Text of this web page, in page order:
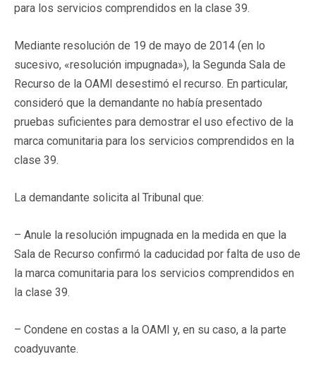
para los servicios comprendidos en la clase 39.
Mediante resolución de 19 de mayo de 2014 (en lo
sucesivo, «resolución impugnada»), la Segunda Sala de
Recurso de la OAMI desestimó el recurso. En particular,
consideró que la demandante no había presentado
pruebas suficientes para demostrar el uso efectivo de la
marca comunitaria para los servicios comprendidos en la
clase 39.
La demandante solicita al Tribunal que:
– Anule la resolución impugnada en la medida en que la
Sala de Recurso confirmó la caducidad por falta de uso de
la marca comunitaria para los servicios comprendidos en
la clase 39.
– Condene en costas a la OAMI y, en su caso, a la parte
coadyuvante.